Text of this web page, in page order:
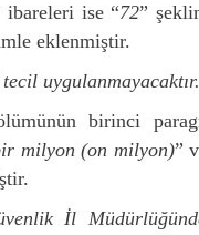
ibareleri ise “72”
eklenmiştir.
birinci
milyon (on milyon)”
İl